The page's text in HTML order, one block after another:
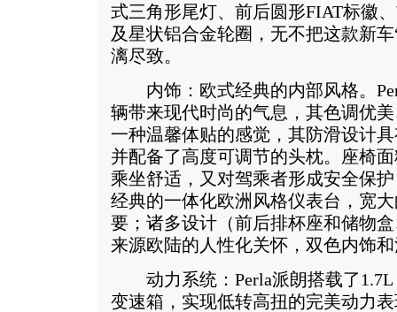
式三角形尾灯、前后圆形FIAT标徽
及星状铝合金轮圈，无不把这款新
漓尽致。
内饰：欧式经典的内部风格。
辆带来现代时尚的气息，其色调优
一种温馨体贴的感觉，其防滑设计
并配备了高度可调节的头枕。座椅
乘坐舒适，又对驾乘者形成安全保
经典的一体化欧洲风格仪表台，宽
要；诸多设计（前后排杯座和储物
来源欧陆的人性化关怀，双色内饰
动力系统：Perla派朗搭载了1.7L
变速箱，实现低转高扭的完美动力